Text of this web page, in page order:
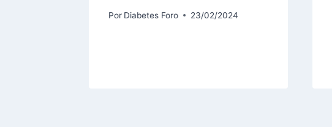
Por Diabetes Foro 23/02/2024